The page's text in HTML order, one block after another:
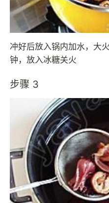
冲好后放入锅内加水，大
钟，放入冰糖关火
步骤 3